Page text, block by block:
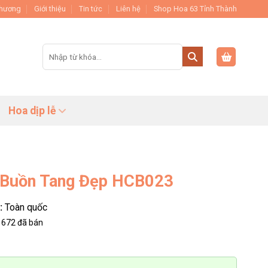
Giới thiệu Tin tức Liên hệ Shop Hoa 63 Tỉnh Thành
Tìm
kiếm:
Hoa dịp lễ
Tang Đẹp HCB023
Toàn quốc
672đã bán